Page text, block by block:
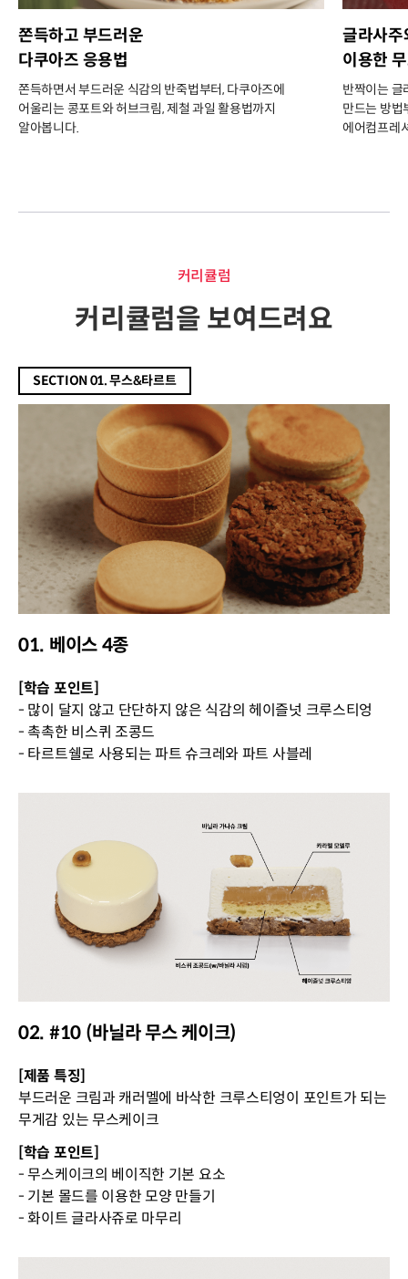
쫀득하고 부드러운
다쿠아즈 응용법
쫀득하면서 부드러운 식감의 반죽법부터, 다쿠아즈에
어울리는 콩포트와 허브크림, 제철 과일 활용법까지
알아봅니다.
글라사주
이용한
반짝이는 글
만드는 방법
에어컴프레
커리큘럼
커리큘럼을 보여드려요
SECTION 01. 무스&타르트
01. 베이스 4종
[학습 포인트]
- 많이 달지 않고 단단하지 않은 식감의 헤이즐넛 크루스티엉
- 촉촉한 비스퀴 조콩드
- 타르트쉘로 사용되는 파트 슈크레와 파트 사블레
02. #10 (바닐라 무스 케이크)
[제품 특징]
부드러운 크림과 캐러멜에 바삭한 크루스티엉이 포인트가 되는
무게감 있는 무스케이크
[학습 포인트]
- 무스케이크의 베이직한 기본 요소
- 기본 몰드를 이용한 모양 만들기
- 화이트 글라사쥬로 마무리